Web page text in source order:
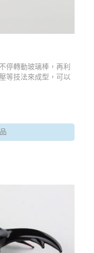
停轉動玻璃棒，再利
等技法來成型，可以
驗師傅的眼力